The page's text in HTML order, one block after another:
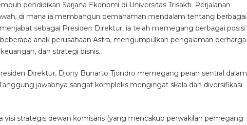
pendidikan Sarjana Ekonomi di Universitas Trisakti. Perjalanan
di mana ia membangun pemahaman mendalam tentang berbagai
sebagai Presiden Direktur, ia telah memegang berbagai posisi
anak perusahaan Astra, mengumpulkan pengalaman berharga
dan strategi bisnis.
Direktur, Djony Bunarto Tjondro memegang peran sentral dalam
jawabnya sangat kompleks mengingat skala dan diversifikasi
visi strategis dewan komisaris (yang mencakup perwakilan pemegang